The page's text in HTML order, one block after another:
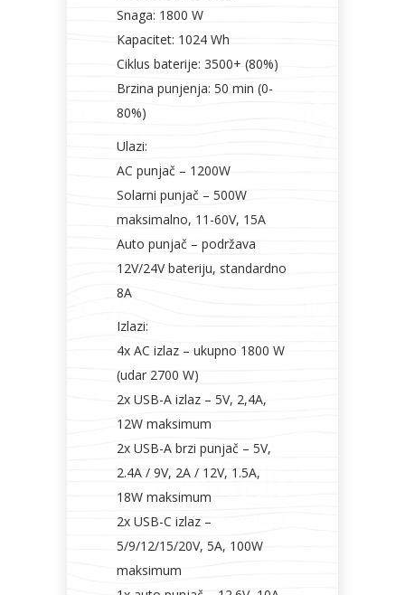
Snaga: 1800 W
Kapacitet: 1024 Wh
Ciklus baterije: 3500+ (80%)
Brzina punjenja: 50 min (0-
80%)
Ulazi:
AC punjač – 1200W
Solarni punjač – 500W
maksimalno, 11-60V, 15A
Auto punjač – podržava
12V/24V bateriju, standardno
8A
Izlazi:
4x AC izlaz – ukupno 1800 W
(udar 2700 W)
2x USB-A izlaz – 5V, 2,4A,
12W maksimum
2x USB-A brzi punjač – 5V,
2.4A / 9V, 2A / 12V, 1.5A,
18W maksimum
2x USB-C izlaz –
5/9/12/15/20V, 5A, 100W
maksimum